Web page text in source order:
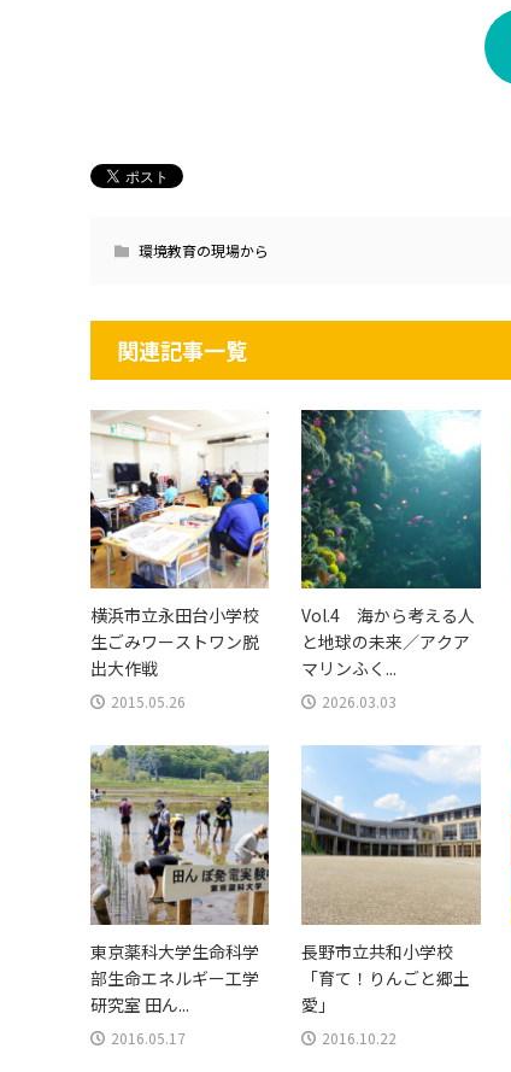
環境教育の現場から
関連記事一覧
横浜市立永田台小学校
生ごみワーストワン脱
出大作戦
2015.05.26
Vol.4 海から考える人
と地球の未来／アクア
マリンふく...
2026.03.03
東京薬科大学生命科学
部生命エネルギー工学
研究室 田ん...
2016.05.17
長野市立共和小学校
「育て！りんごと郷土
愛」
2016.10.22